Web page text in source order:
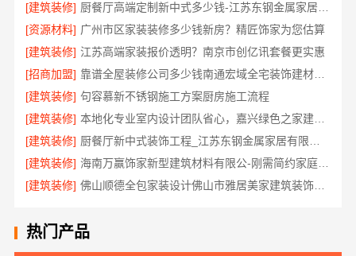
[建筑装修]
[资源材料] 广州市区家装装修多少钱新房？精匠饰家为您估算
[建筑装修] 江苏高端家装报价透明？南京市创亿讯套餐更实惠
[招商加盟]
靠谱全屋装修公司多少钱南通宏域全宅装饰建材有限公司
[建筑装修] 句容慕新不锈钢施工方案厨房施工流程
[建筑装修]
本地化专业室内设计团队省心，嘉兴绿色之家建材科技有限公司
[建筑装修]
[建筑装修]
海南万赢饰家新型建筑材料有限公-刚需简约家庭装修工期提速
[建筑装修]
佛山顺德全包家装设计佛山市雅居美家建筑装饰工程有限公司
热门产品